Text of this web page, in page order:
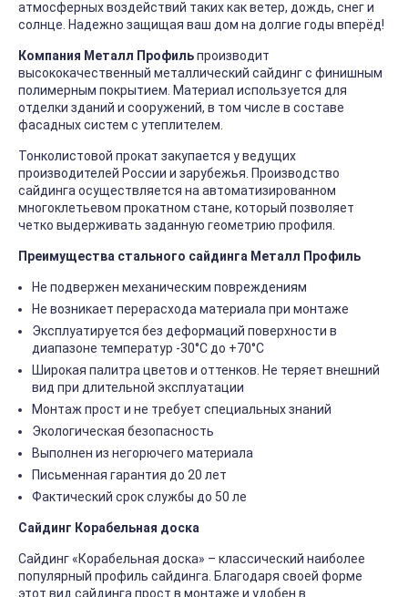
атмосферных воздействий таких как ветер, дождь, снег и
солнце. Надежно защищая ваш дом на долгие годы вперёд!
Компания Металл Профильпроизводит
высококачественный металлический сайдинг с финишным
полимерным покрытием. Материал используется для
отделки зданий и сооружений, в том числе в составе
фасадных систем с утеплителем.
Тонколистовой прокат закупается у ведущих
производителей России и зарубежья. Производство
сайдинга осуществляется на автоматизированном
многоклетьевом прокатном стане, который позволяет
четко выдерживать заданную геометрию профиля.
Преимущества стального сайдинга Металл Профиль
Не подвержен механическим повреждениям
Не возникает перерасхода материала при монтаже
Эксплуатируется без деформаций поверхности в
диапазоне температур -30°C до +70°C
Широкая палитра цветов и оттенков. Не теряет внешний
вид при длительной эксплуатации
Монтаж прост и не требует специальных знаний
Экологическая безопасность
Выполнен из негорючего материала
Письменная гарантия до 20 лет
Фактический срок службы до 50 ле
Сайдинг Корабельная доска
Сайдинг «Корабельная доска» – классический наиболее
популярный профиль сайдинга. Благодаря своей форме
этот вид сайдинга прост в монтаже и удобен в